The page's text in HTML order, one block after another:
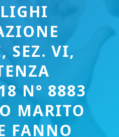
SEZ. VI,
N° 8883
MARITO
FANNO